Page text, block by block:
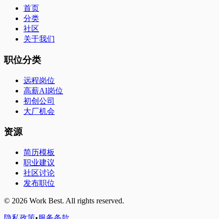
首页
分类
社区
关于我们
职位分类
远程岗位
高薪AI岗位
初创公司
大厂机会
资源
简历模板
职业建议
社区讨论
发布职位
© 2026 Work Best. All rights reserved.